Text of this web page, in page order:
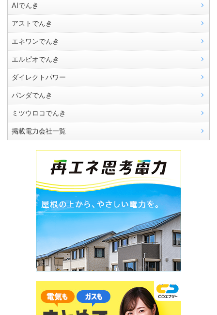
AIでんき
アストでんき
エネワンでんき
エルピオでんき
ダイレクトパワー
パンダでんき
ミツウロコでんき
掲載電力会社一覧